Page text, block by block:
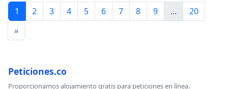
1 2 3 4 5 6 7 8 9 ...
20
»
Peticiones.co
Proporcionamos alojamiento gratis para peticiones en línea.